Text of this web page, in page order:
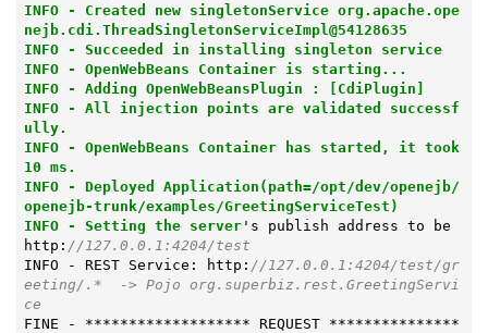
INFO - Created new singletonService org.apache.ope
nejb.cdi.ThreadSingletonServiceImpl@54128635
INFO - Succeeded in installing singleton service
INFO - OpenWebBeans Container is starting...
INFO - Adding OpenWebBeansPlugin : [CdiPlugin]
INFO - All injection points are validated successf
ully.
INFO - OpenWebBeans Container has started, it took
10 ms.
INFO - Deployed Application(path=/opt/dev/openejb/
openejb-trunk/examples/GreetingServiceTest)
INFO - Setting the server' s publish address to be
http: //127.0.0.1:4204/test
INFO - REST Service: http: //127.0.0.1:4204/test/gr
eeting/.*  -> Pojo org.superbiz.rest.GreetingServi
ce
FINE - ******************* REQUEST ***************